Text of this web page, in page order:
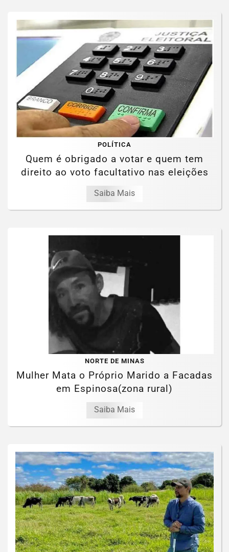
POLÍTICA
Quem é obrigado a votar e quem tem
direito ao voto facultativo nas eleições
Saiba Mais
NORTE DE MINAS
Mulher Mata o Próprio Marido a Facadas
em Espinosa(zona rural)
Saiba Mais